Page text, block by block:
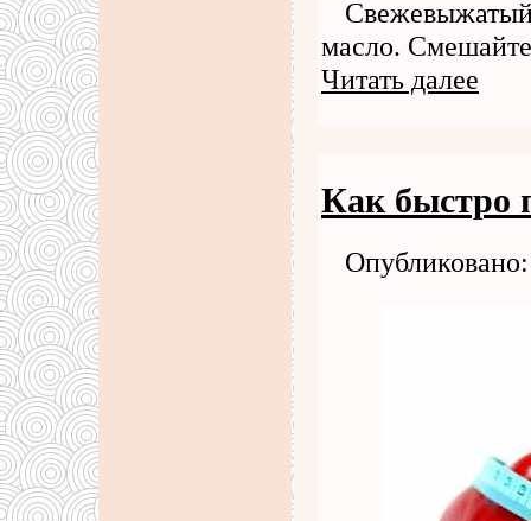
масло.
Читать далее
Как быстро